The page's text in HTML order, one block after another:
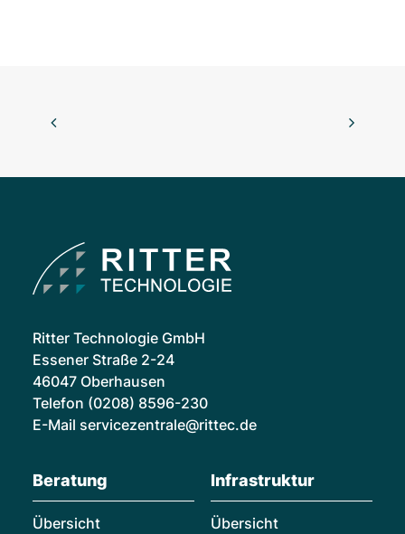
Ritter Technologie GmbH
Essener Straße 2-24
46047 Oberhausen
Telefon (0208) 8596-230
E-Mail servicezentrale@rittec.de
Beratung
Übersicht
Infrastruktur
Übersicht